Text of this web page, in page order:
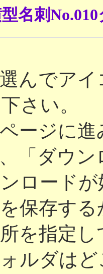
名刺
んでア
さい。
ージに進
「ダウ
ロード
保存す
を指定し
ルダは